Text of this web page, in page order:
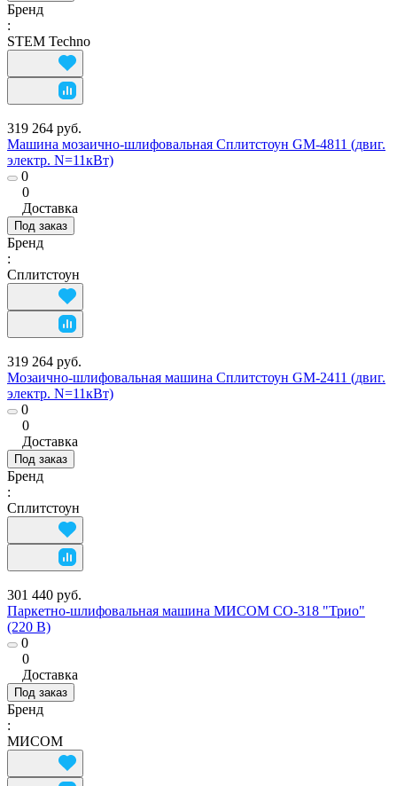
Бренд
:
STEM Techno
319 264 руб.
Машина мозаично-шлифовальная Сплитстоун GM-4811 (двиг.
электр. N=11кВт)
0
0
Доставка
Под заказ
Бренд
:
Сплитстоун
319 264 руб.
Мозаично-шлифовальная машина Сплитстоун GM-2411 (двиг.
электр. N=11кВт)
0
0
Доставка
Под заказ
Бренд
:
Сплитстоун
301 440 руб.
Паркетно-шлифовальная машина МИСОМ СО-318 "Трио"
(220 В)
0
0
Доставка
Под заказ
Бренд
:
МИСОМ